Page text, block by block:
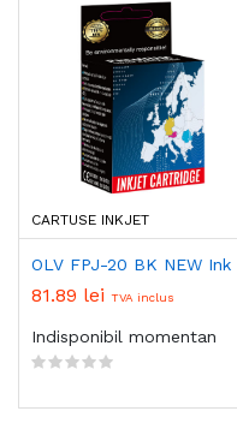
CARTUSE INKJET
OLV FPJ-20 BK NEW Ink
81.89 lei TVA inclus
Indisponibil momentan